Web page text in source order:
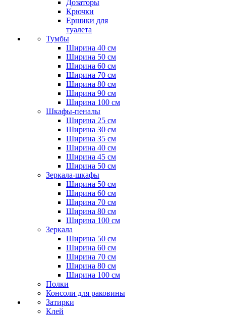
Дозаторы
Крючки
Ершики для
туалета
Тумбы
Ширина 40 см
Ширина 50 см
Ширина 60 см
Ширина 70 см
Ширина 80 см
Ширина 90 см
Ширина 100 см
Шкафы-пеналы
Ширина 25 см
Ширина 30 см
Ширина 35 см
Ширина 40 см
Ширина 45 см
Ширина 50 см
Зеркала-шкафы
Ширина 50 см
Ширина 60 см
Ширина 70 см
Ширина 80 см
Ширина 100 см
Зеркала
Ширина 50 см
Ширина 60 см
Ширина 70 см
Ширина 80 см
Ширина 100 см
Полки
Консоли для раковины
Затирки
Клей